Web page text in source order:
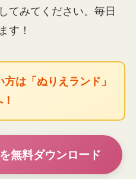
てみてください。毎日
す！
は「ぬりえランド」
無料ダウンロード